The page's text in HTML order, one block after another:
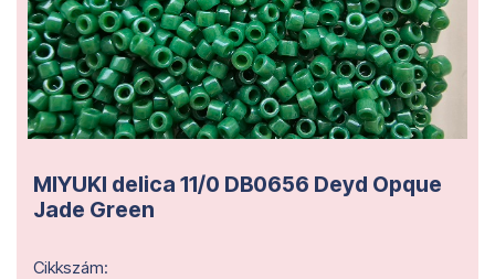
MIYUKI delica 11/0 DB0656 Deyd Opque
Jade Green
Cikkszám: